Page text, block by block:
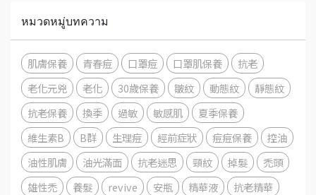
หมวดหมู่บทความ
肌膚保養 青春痘 口罩痘 口罩肌保養
抗老
老化元兇
老化 30歲保養 皺紋 動態紋
靜態紋
抗老保養
換季 過敏 敏感肌
夏季保養
維生素B
B群 生理痘 經前症狀 痘痘保養
控油
油性肌膚
油光滿面 抗老迷思 頸紋 掉髮
禿頭
雄性禿
養髮 revive 安瓶 精華液
抗老精華